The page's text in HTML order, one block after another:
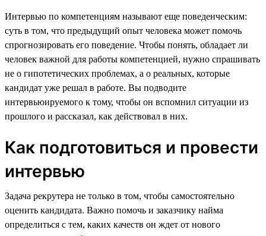
Интервью по компетенциям называют еще поведенческим:
суть в том, что предыдущий опыт человека может помочь
спрогнозировать его поведение. Чтобы понять, обладает ли
человек важной для работы компетенцией, нужно спрашивать
не о гипотетических проблемах, а о реальных, которые
кандидат уже решал в работе. Вы подводите
интервьюируемого к тому, чтобы он вспомнил ситуации из
прошлого и рассказал, как действовал в них.
Как подготовиться и провести
интервью
Задача рекрутера не только в том, чтобы самостоятельно
оценить кандидата. Важно помочь и заказчику найма
определиться с тем, каких качеств он ждет от нового